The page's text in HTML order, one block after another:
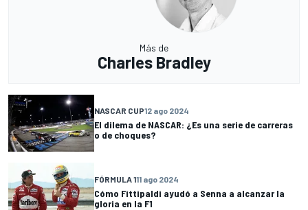
Más de
Charles Bradley
NASCAR CUP12 ago 2024
El dilema de NASCAR: ¿Es una serie de carreras
o de choques?
FÓRMULA 111 ago 2024
Cómo Fittipaldi ayudó a Senna a alcanzar la
gloria en la F1